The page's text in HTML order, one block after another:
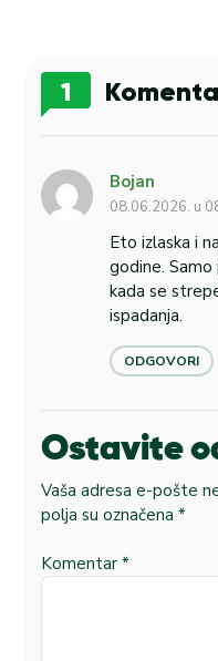
1
Bojan
08.06.2026. u
Eto izlaska i
godine.
kada se
ispadanja.
ODGOVORI
Ostavite
Vaša adresa e-pošte
polja su označena *
Komentar *